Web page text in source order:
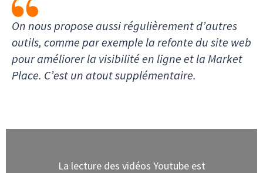
On nous propose aussi régulièrement d’autres
outils, comme par exemple la refonte du site web
pour améliorer la visibilité en ligne et la Market
Place. C’est un atout supplémentaire.
La lecture des vidéos Youtube est